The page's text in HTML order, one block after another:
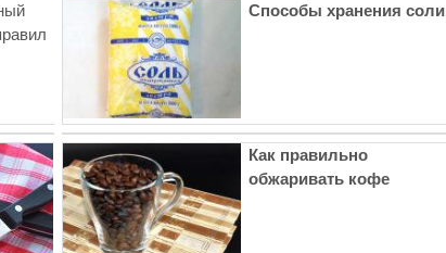
Способы хранения соли
Как правильно
обжаривать кофе